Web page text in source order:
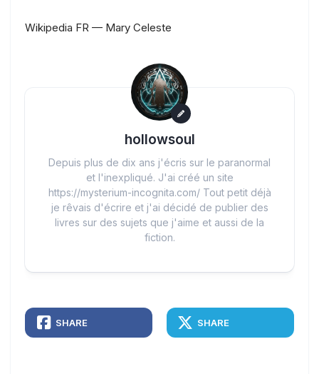
Wikipedia FR — Mary Celeste
hollowsoul
Depuis plus de dix ans j'écris sur le paranormal
et l'inexpliqué. J'ai créé un site
https://mysterium-incognita.com/ Tout petit déjà
je rêvais d'écrire et j'ai décidé de publier des
livres sur des sujets que j'aime et aussi de la
fiction.
SHARE SHARE